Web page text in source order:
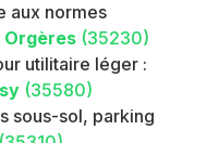
aux normes
Orgères (35230)
utilitaire léger :
(35580)
sous-sol, parking